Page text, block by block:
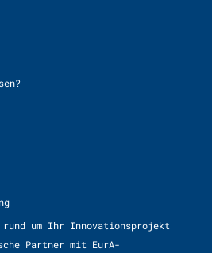
rund um Ihr Innovationsprojekt
Partner mit EurA-